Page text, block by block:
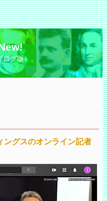
グ版）。
ングスのオンライン記者